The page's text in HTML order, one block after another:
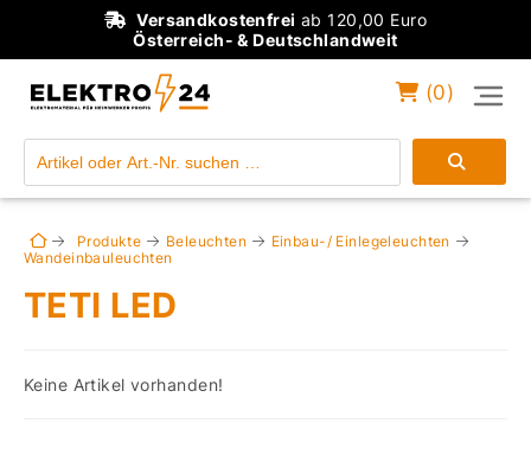
Versandkostenfrei ab 120,00 Euro
Österreich- & Deutschlandweit
Einloggen
(0)
Produkte Beleuchten
Einbau-/ Einlegeleuchten
Wandeinbauleuchten
TETI LED
Keine Artikel vorhanden!